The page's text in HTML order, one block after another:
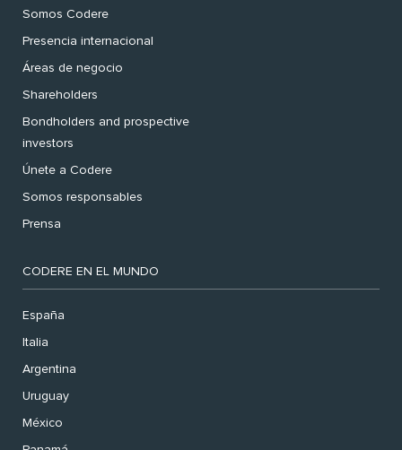
Somos Codere
Presencia internacional
Áreas de negocio
Shareholders
Bondholders and prospective
investors
Únete a Codere
Somos responsables
Prensa
CODERE EN EL MUNDO
España
Italia
Argentina
Uruguay
México